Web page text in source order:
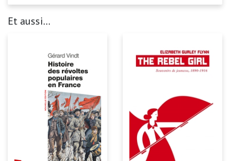
Et aussi...